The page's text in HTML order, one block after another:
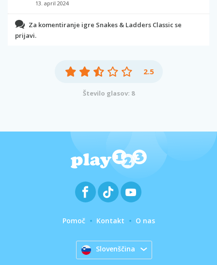
13. april 2024
Za komentiranje igre Snakes & Ladders Classic se
prijavi.
2.5
Število glasov: 8
Pomoč Kontakt O nas
Slovenščina